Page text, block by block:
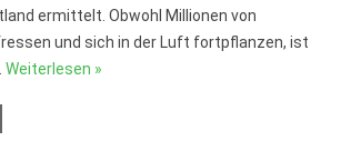
ermittelt. Obwohl Millionen von
und sich in der Luft fortpflanzen, ist
Weiterlesen »